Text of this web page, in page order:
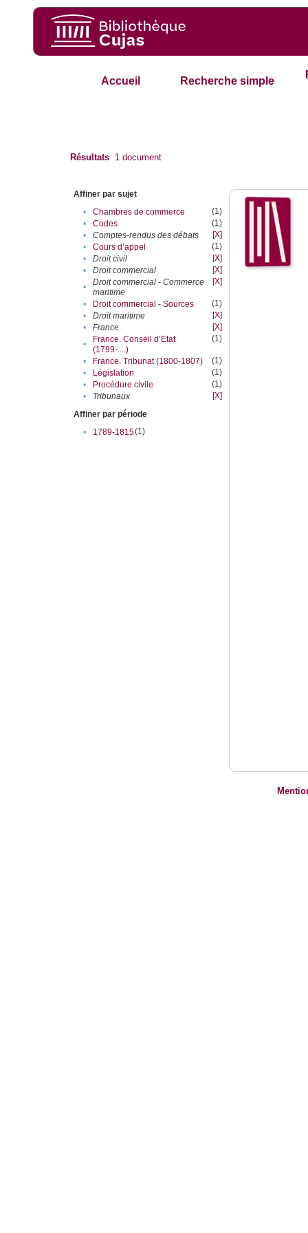
Accueil Recherche simple
Résultats 1 document
Affiner par sujet
•
Chambres de commerce
(1)
•
Codes
(1)
•
Comptes-rendus des débats
[X]
•
Cours d’appel
(1)
•
Droit civil
[X]
•
Droit commercial
[X]
•
Droit commercial - Commerce
maritime
[X]
• Droit commercial - Sources
(1)
•
Droit maritime
[X]
•
France
[X]
•
France. Conseil d’Etat
(1799-....)
(1)
• France. Tribunat (1800-1807)
(1)
•
Législation
(1)
•
Procédure civile
(1)
•
Tribunaux
[X]
Affiner par période
•
1789-1815(1)